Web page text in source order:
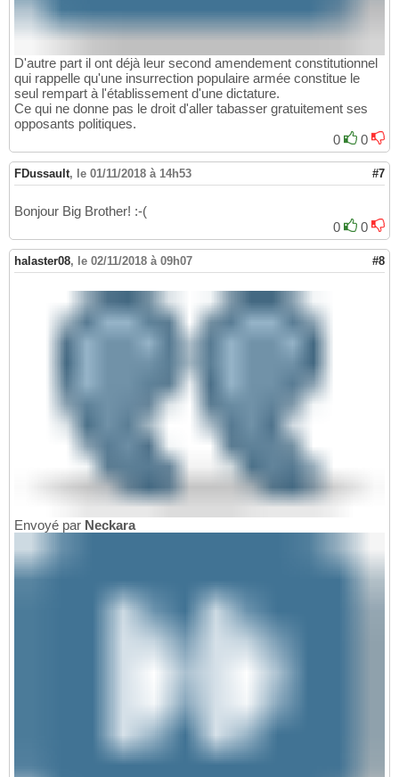
D'autre part il ont déjà leur second amendement constitutionnel
qui rappelle qu'une insurrection populaire armée constitue le
seul rempart à l'établissement d'une dictature.
Ce qui ne donne pas le droit d'aller tabasser gratuitement ses
opposants politiques.
0
0
FDussault, le 01/11/2018 à 14h53 #7
Bonjour Big Brother! :-(
0
0
halaster08, le 02/11/2018 à 09h07 #8
Envoyé par Neckara